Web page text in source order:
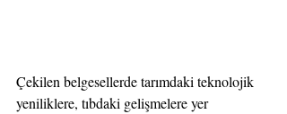
Çekilen belgesellerde tarımdaki teknolojik
yeniliklere, tıbdaki gelişmelere yer